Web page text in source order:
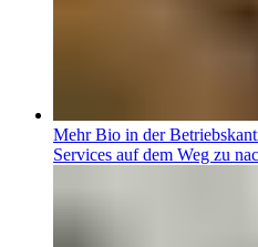
Mehr Bio in der
Services auf dem Weg zu